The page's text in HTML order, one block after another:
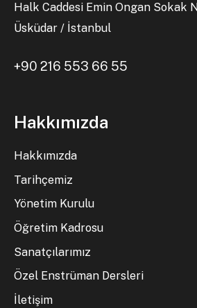
Halk Caddesi Emin Ongan Sokak
Üsküdar / İstanbul
+90 216 553 66 55
Hakkımızda
Hakkımızda
Tarihçemiz
Yönetim Kurulu
Öğretim Kadrosu
Sanatçılarımız
Özel Enstrüman Dersleri
İletişim